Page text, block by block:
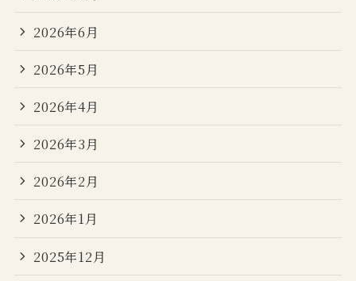
2026年6月
2026年5月
2026年4月
2026年3月
2026年2月
2026年1月
2025年12月